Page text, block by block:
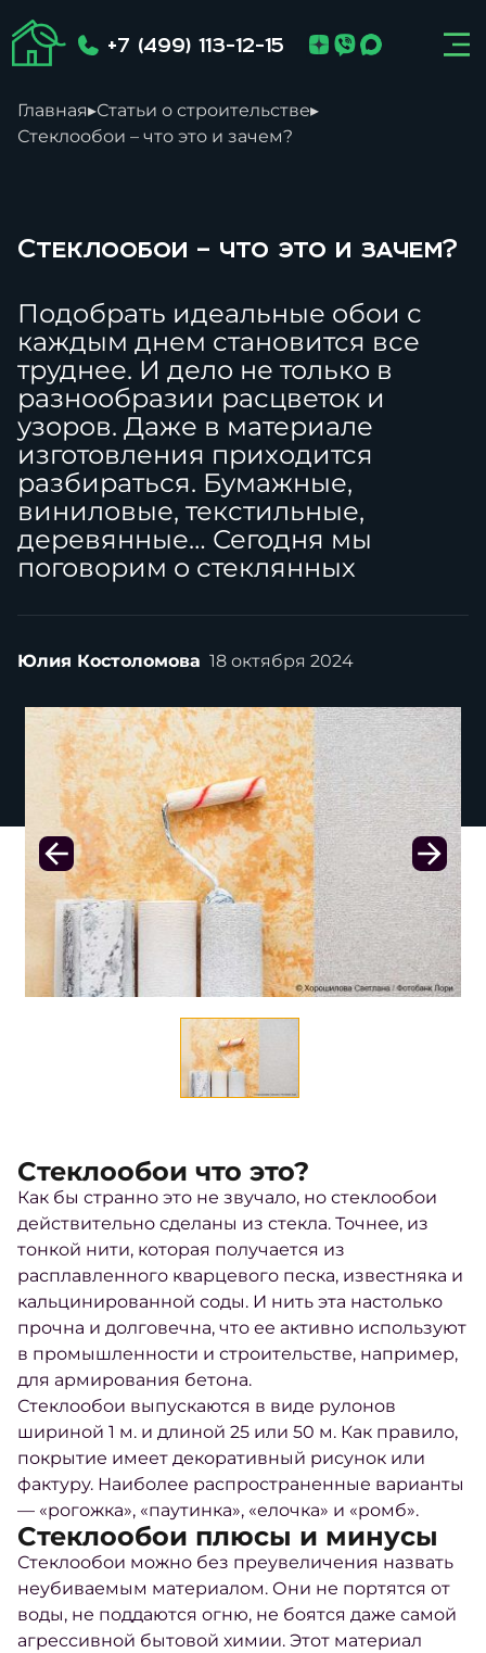
+7 (499) 113-12-15
Главная▸Статьи о строительстве▸
Стеклообои – что это и зачем?
Стеклообои – что это и зачем?
Подобрать идеальные обои с
каждым днем становится все
труднее. И дело не только в
разнообразии расцветок и
узоров. Даже в материале
изготовления приходится
разбираться. Бумажные,
виниловые, текстильные,
деревянные… Сегодня мы
поговорим о стеклянных
Юлия Костоломова 18 октября 2024
Cтеклообои что это?
Как бы странно это не звучало, но стеклообои
действительно сделаны из стекла. Точнее, из
тонкой нити, которая получается из
расплавленного кварцевого песка, известняка и
кальцинированной соды. И нить эта настолько
прочна и долговечна, что ее активно используют
в промышленности и строительстве, например,
для армирования бетона.
Стеклообои выпускаются в виде рулонов
шириной 1 м. и длиной 25 или 50 м. Как правило,
покрытие имеет декоративный рисунок или
фактуру. Наиболее распространенные варианты
— «рогожка», «паутинка», «елочка» и «ромб».
Cтеклообои плюсы и минусы
Стеклообои можно без преувеличения назвать
неубиваемым материалом. Они не портятся от
воды, не поддаются огню, не боятся даже самой
агрессивной бытовой химии. Этот материал